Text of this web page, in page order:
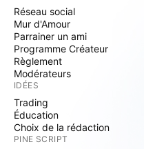
Réseau social
Mur d'Amour
Parrainer un ami
Programme Créateur
Règlement
Modérateurs
IDÉES
Trading
Éducation
Choix de la rédaction
PINE SCRIPT